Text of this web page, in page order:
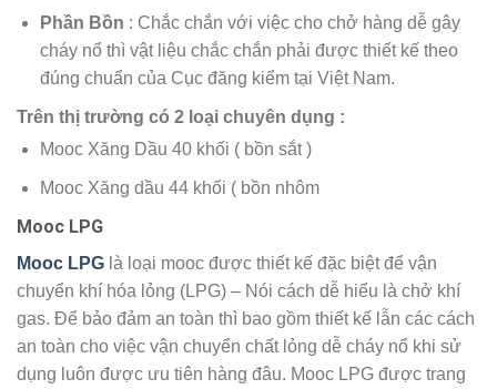
Phần Bồn : Chắc chắn với việc cho chở hàng dễ gây
cháy nổ thì vật liệu chắc chắn phải được thiết kế theo
đúng chuẩn của Cục đăng kiểm tại Việt Nam.
Trên thị trường có 2 loại chuyên dụng :
Mooc Xăng Dầu 40 khối ( bồn sắt )
Mooc Xăng dầu 44 khối ( bồn nhôm
Mooc LPG
Mooc LPG là loại mooc được thiết kế đặc biệt để vận
chuyển khí hóa lỏng (LPG) – Nói cách dễ hiểu là chở khí
gas. Để bảo đảm an toàn thì bao gồm thiết kế lẫn các cách
an toàn cho việc vận chuyển chất lỏng dễ cháy nổ khi sử
dụng luôn được ưu tiên hàng đâu. Mooc LPG được trang